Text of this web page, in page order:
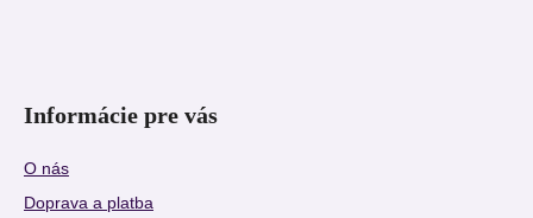
Informácie pre vás
O nás
Doprava a platba